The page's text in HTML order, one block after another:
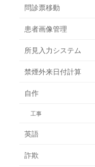
問診票移動
患者画像管理
所見入力システム
禁煙外来日付計算
自作
工事
英語
詐欺